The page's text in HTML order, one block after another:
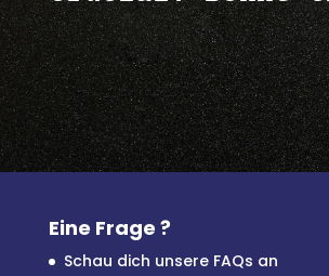
Eine Frage ?
Schau dich unsere FAQs an